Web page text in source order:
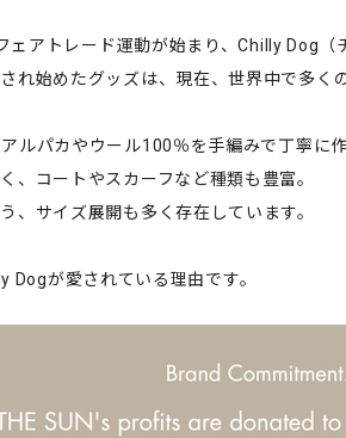
ェアトレード運動が始まり、Chilly Dog
れ始めたグッズは、現在、世界中で多く
ルパカやウール100％を手編みで丁寧に
、コートやスカーフなど種類も豊富。
、サイズ展開も多く存在しています。
Dogが愛されている理由です。